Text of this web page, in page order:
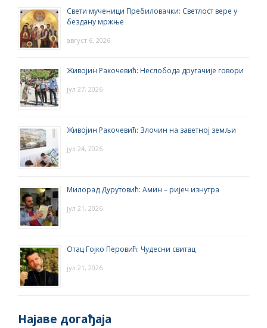
Свети мученици Пребиловачки: Светлост вере у
бездану мржње
август 6, 2026
Живојин Ракочевић: Неслобода другачије говори
јул 27, 2026
Живојин Ракочевић: Злочин на заветној земљи
јул 24, 2026
Милорад Дурутовић: Амин – ријеч изнутра
јул 21, 2026
Отац Гојко Перовић: Чудесни свитац
јул 21, 2026
Најаве догађаја